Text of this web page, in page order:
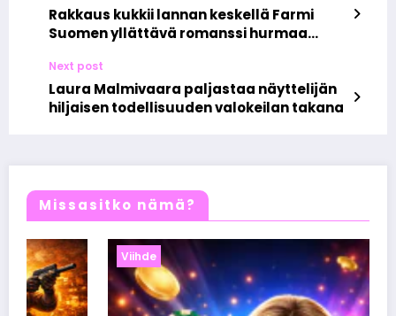
Rakkaus kukkii lannan keskellä Farmi
Suomen yllättävä romanssi hurmaa
Next post
Laura Malmivaara paljastaa näyttelijän
hiljaisen todellisuuden valokeilan takana
Missasitko nämä?
Viihde